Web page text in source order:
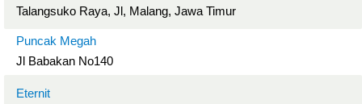
Talangsuko Raya, Jl, Malang, Jawa Timur
Puncak Megah
Jl Babakan No140
Eternit